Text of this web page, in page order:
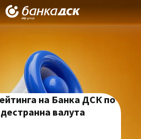
на Банка ДСК по
валута